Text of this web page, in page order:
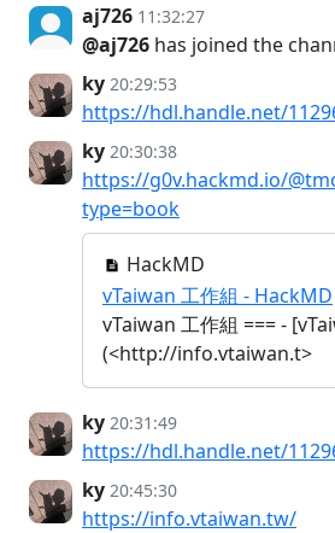
aj726 11:32:27
@aj726 has joined the
ky 20:29:53
https://hdl.handle.net/
ky 20:30:38
https://g0v.hackmd.io/
type=book
HackMD
vTaiwan 工作組 - HackMD
vTaiwan 工作組 === -
(<http://info.vtaiwan.t>
ky 20:31:49
https://hdl.handle.net/
ky 20:45:30
https://info.vtaiwan.tw/